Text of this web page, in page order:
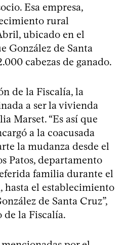
Esa empresa,
rural
ubicado en el
González de Santa
cabezas de ganado.
de la Fiscalía, la
a ser la vivienda
Marset. “Es así que
a la coacusada
la mudanza desde el
Patos, departamento
familia durante el
hasta el establecimiento
de Santa Cruz”,
de la Fiscalía.